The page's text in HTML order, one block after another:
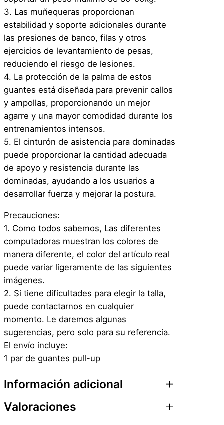
3. Las muñequeras proporcionan
estabilidad y soporte adicionales durante
las presiones de banco, filas y otros
ejercicios de levantamiento de pesas,
reduciendo el riesgo de lesiones.
4. La protección de la palma de estos
guantes está diseñada para prevenir callos
y ampollas, proporcionando un mejor
agarre y una mayor comodidad durante los
entrenamientos intensos.
5. El cinturón de asistencia para dominadas
puede proporcionar la cantidad adecuada
de apoyo y resistencia durante las
dominadas, ayudando a los usuarios a
desarrollar fuerza y mejorar la postura.
Precauciones:
1. Como todos sabemos, Las diferentes
computadoras muestran los colores de
manera diferente, el color del artículo real
puede variar ligeramente de las siguientes
imágenes.
2. Si tiene dificultades para elegir la talla,
puede contactarnos en cualquier
momento. Le daremos algunas
sugerencias, pero solo para su referencia.
El envío incluye:
1 par de guantes pull-up
Información adicional
Atributos
Valoraciones